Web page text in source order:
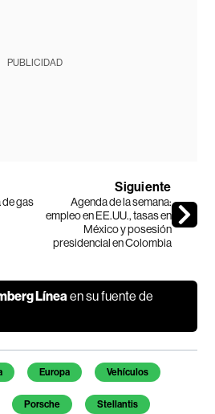
PUBLICIDAD
de gas
Siguiente
Agenda de la semana:
empleo en EE.UU., tasas en
México y posesión
presidencial en Colombia
Líneaen su fuente de
Europa Vehículos
Porsche Stellantis